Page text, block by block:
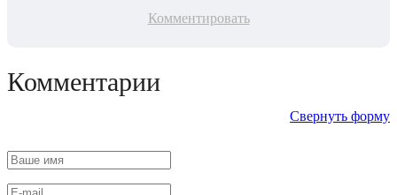
Комментировать
Комментарии
Свернуть форму